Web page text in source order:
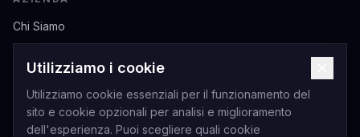
Chi Siamo
Privacy
Termini di Servizio
Utilizziamo i cookie
Utilizziamo cookie essenziali per il funzionamento del
sito e cookie opzionali per analisi e miglioramento
dell'esperienza. Puoi scegliere quali cookie